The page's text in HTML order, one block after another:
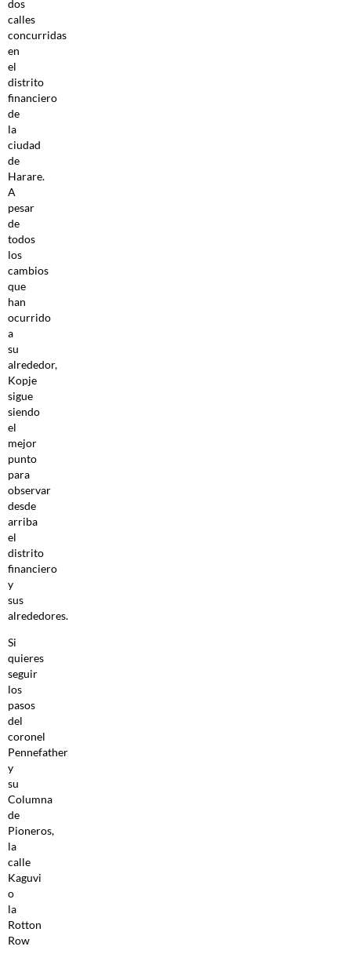
dos
calles
concurridas
en
el
distrito
financiero
de
la
ciudad
de
Harare.
A
pesar
de
todos
los
cambios
que
han
ocurrido
a
su
alrededor,
Kopje
sigue
siendo
el
mejor
punto
para
observar
desde
arriba
el
distrito
financiero
y
sus
alrededores.
Si
quieres
seguir
los
pasos
del
coronel
Pennefather
y
su
Columna
de
Pioneros,
la
calle
Kaguvi
o
la
Rotton
Row